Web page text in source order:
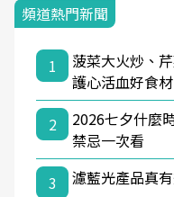
頻道熱門新聞
1
菠菜大火炒、
護心活血好食
2
2026七夕什麼
禁忌一次看
3
濾藍光產品真